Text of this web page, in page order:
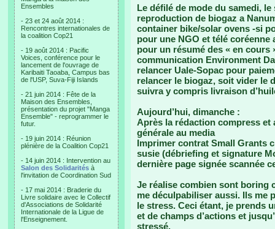
Ensembles
- 23 et 24 août 2014 :
Rencontres internationales de
la coalition Cop21
- 19 août 2014 : Pacific
Voices, conférence pour le
lancement de l'ouvrage de
Karibaiti Taoaba, Campus bas
de l'USP, Suva-Fiji Islands
- 21 juin 2014 : Fête de la
Maison des Ensembles,
présentation du projet "Manga
Ensemble" - reprogrammer le
futur.
- 19 juin 2014 : Réunion
plénière de la Coalition Cop21
- 14 juin 2014 : Intervention au
Salon des Solidarités à
l'invitation de Coordination Sud
- 17 mai 2014 : Braderie du
Livre solidaire avec le Collectif
d'Associations de Solidarité
Internationale de la Ligue de
l'Enseignement.
Le défilé de mode du samedi,
reproduction de biogaz a
container bike/solar ovens -si
pour une NGO et télé
pour un résumé des « en cours
communication Environment
relancer Uale-Sopac pour
relancer le biogaz, soit vider le
suivra y compris livraison
Aujourd’hui, dimanche :
Après la rédaction compress et
générale au media
Imprimer contrat Small Grants
susie (débriefing et signature
dernière page signée scannée
Je réalise combien sont boring
me déculpabiliser aussi. Ils me
le stress. Ceci étant, je prends
et de champs d’actions et
stressé.